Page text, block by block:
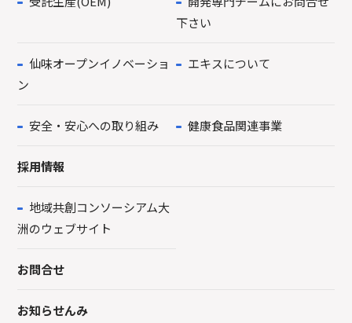
下さい
仙味オープンイノベーショ
ン
エキスについて
安全・安心への取り組み 健康食品関連事業
採用情報
地域共創コンソーシアム大
洲のウェブサイト
お問合せ
お知らせんみ